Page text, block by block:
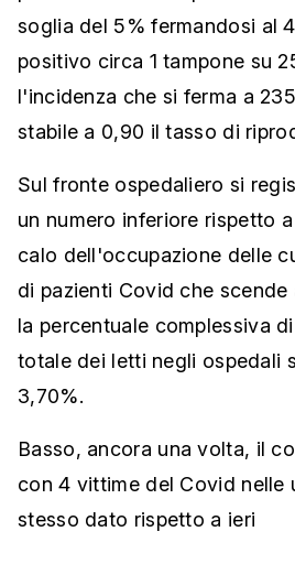
soglia del 5% fermandosi al
positivo circa 1 tampone su
l'incidenza che si ferma a
stabile a 0,90 il tasso di
Sul fronte ospedaliero si
un numero inferiore rispetto
calo dell'occupazione delle
di pazienti Covid che scende
la percentuale complessiva
totale dei letti negli ospedali
3,70%.
Basso, ancora una volta, il
con 4 vittime del Covid nelle
stesso dato rispetto a ieri